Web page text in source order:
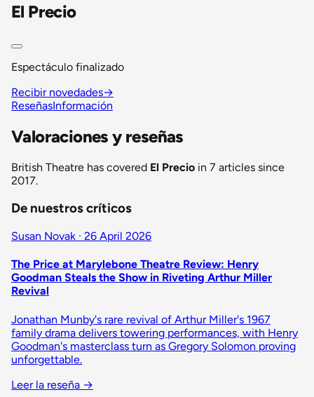
El Precio
Espectáculo finalizado
Recibir novedades→
ReseñasInformación
Valoraciones y reseñas
British Theatre has covered El Precio in 7 articles since
2017.
De nuestros críticos
Susan Novak · 26 April 2026
The Price at Marylebone Theatre Review: Henry
Goodman Steals the Show in Riveting Arthur Miller
Revival
Jonathan Munby's rare revival of Arthur Miller's 1967
family drama delivers towering performances, with Henry
Goodman's masterclass turn as Gregory Solomon proving
unforgettable.
Leer la reseña →